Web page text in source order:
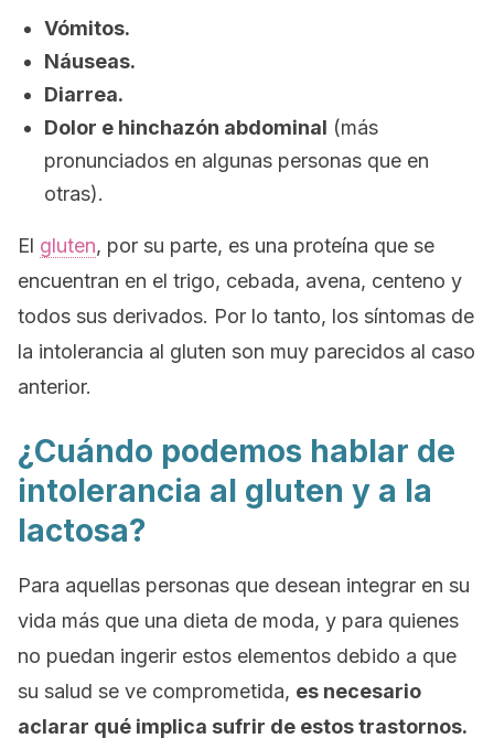
Vómitos.
Náuseas.
Diarrea.
Dolor e hinchazón abdominal (más
pronunciados en algunas personas que en
otras).
El gluten, por su parte, es una proteína que se
encuentran en el trigo, cebada, avena, centeno y
todos sus derivados. Por lo tanto, los síntomas de
la intolerancia al gluten son muy parecidos al caso
anterior.
¿Cuándo podemos hablar de
intolerancia al gluten y a la
lactosa?
Para aquellas personas que desean integrar en su
vida más que una dieta de moda, y para quienes
no puedan ingerir estos elementos debido a que
su salud se ve comprometida, es necesario
aclarar qué implica sufrir de estos trastornos.